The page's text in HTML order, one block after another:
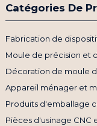
Catégories De
Fabrication de
Moule de précision et
Décoration de moule
Appareil ménager et
Produits d'emballage
Pièces d'usinage CNC